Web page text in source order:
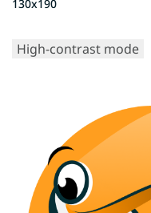
130x190
High-contrast mode